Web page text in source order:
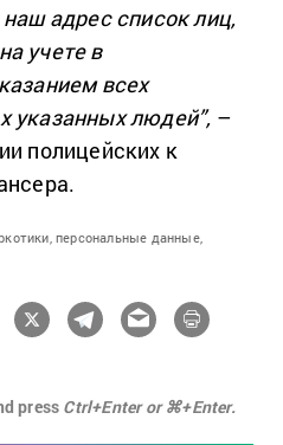
адрес список лиц,
учете в
всех
указанных людей”, –
полицейских к
персональные данные,
press Ctrl+Enter or ⌘+Enter.